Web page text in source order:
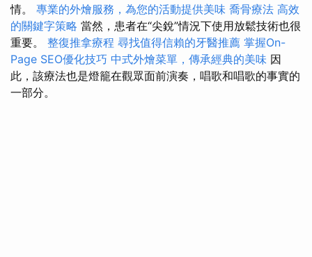
情。 專業的外燴服務，為您的活動提供美味 喬骨療法 高效
的關鍵字策略 當然，患者在“尖銳”情況下使用放鬆技術也很
重要。 整復推拿療程 尋找值得信賴的牙醫推薦 掌握On-
Page SEO優化技巧 中式外燴菜單，傳承經典的美味 因
此，該療法也是燈籠在觀眾面前演奏，唱歌和唱歌的事實的
一部分。